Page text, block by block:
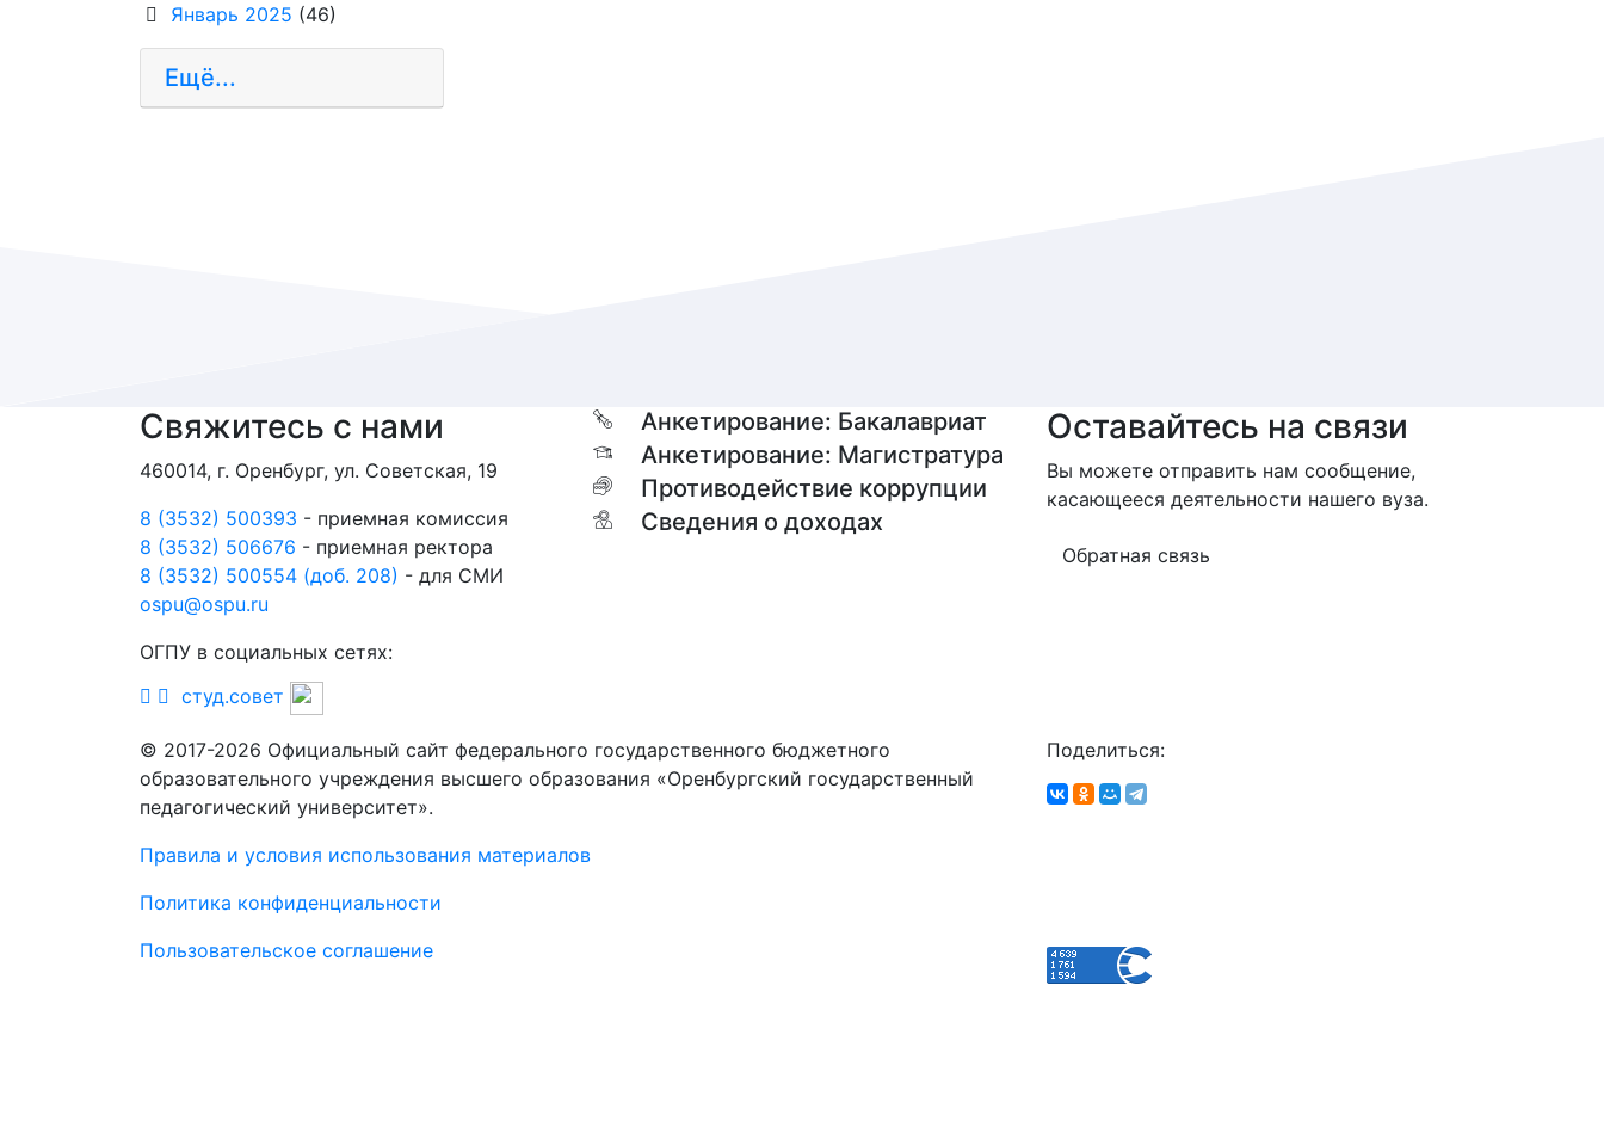
Январь 2025 (46)
Ещё...
Свяжитесь с нами
460014, г. Оренбург, ул. Советская, 19
8 (3532) 500393 - приемная комиссия
8 (3532) 506676 - приемная ректора
8 (3532) 500554 (доб. 208) - для СМИ
ospu@ospu.ru
ОГПУ в социальных сетях:
студ.совет
Анкетирование: Бакалавриат
Анкетирование: Магистратура
Противодействие коррупции
Сведения о доходах
Оставайтесь на связи
Вы можете отправить нам сообщение,
касающееся деятельности нашего вуза.
Обратная связь
© 2017-2026 Официальный сайт федерального государственного бюджетного
образовательного учреждения высшего образования «Оренбургский государственный
педагогический университет».
Правила и условия использования материалов
Политика конфиденциальности
Пользовательское соглашение
Поделиться: